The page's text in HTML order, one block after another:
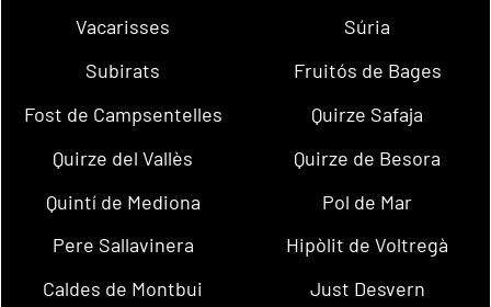
Vacarisses
Súria
Subirats
Fruitós de Bages
Fost de Campsentelles
Quirze Safaja
Quirze del Vallès
Quirze de Besora
Quintí de Mediona
Pol de Mar
Pere Sallavinera
Hipòlit de Voltregà
Caldes de Montbui
Just Desvern